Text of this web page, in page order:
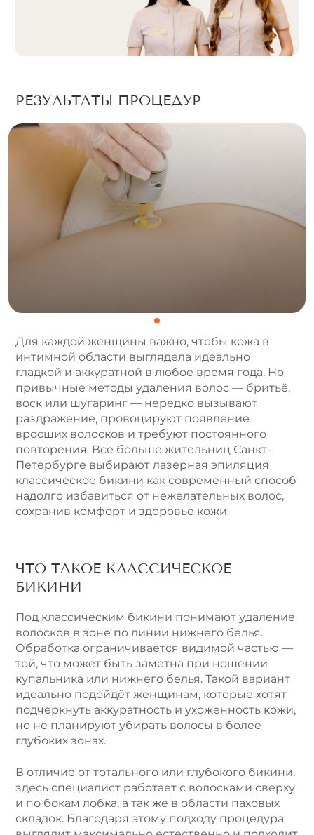
РЕЗУЛЬТАТЫ ПРОЦЕДУР
Для каждой женщины важно, чтобы кожа в
интимной области выглядела идеально
гладкой и аккуратной в любое время года. Но
привычные методы удаления волос — бритьё,
воск или шугаринг — нередко вызывают
раздражение, провоцируют появление
вросших волосков и требуют постоянного
повторения. Всё больше жительниц Санкт-
Петербурге выбирают лазерная эпиляция
классическое бикини как современный способ
надолго избавиться от нежелательных волос,
сохранив комфорт и здоровье кожи.
ЧТО ТАКОЕ КЛАССИЧЕСКОЕ
БИКИНИ
Под классическим бикини понимают удаление
волосков в зоне по линии нижнего белья.
Обработка ограничивается видимой частью —
той, что может быть заметна при ношении
купальника или нижнего белья. Такой вариант
идеально подойдёт женщинам, которые хотят
подчеркнуть аккуратность и ухоженность кожи,
но не планируют убирать волосы в более
глубоких зонах.
В отличие от тотального или глубокого бикини,
здесь специалист работает с волосками сверху
и по бокам лобка, а так же в области паховых
складок. Благодаря этому подходу процедура